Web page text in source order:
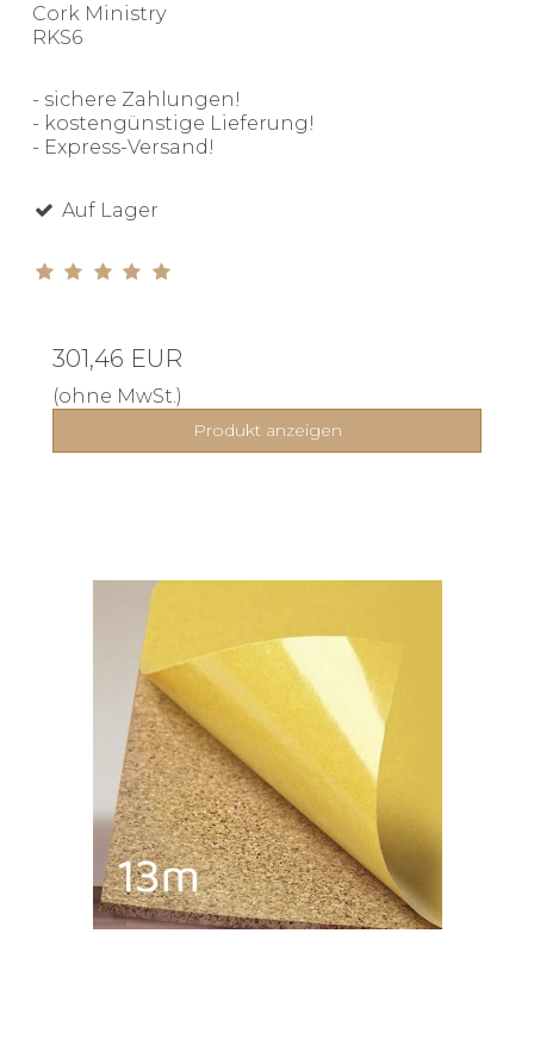
Cork Ministry
RKS6
- sichere Zahlungen!
- kostengünstige Lieferung!
- Express-Versand!
Auf Lager
301,46 EUR
(ohne MwSt.)
Produkt anzeigen